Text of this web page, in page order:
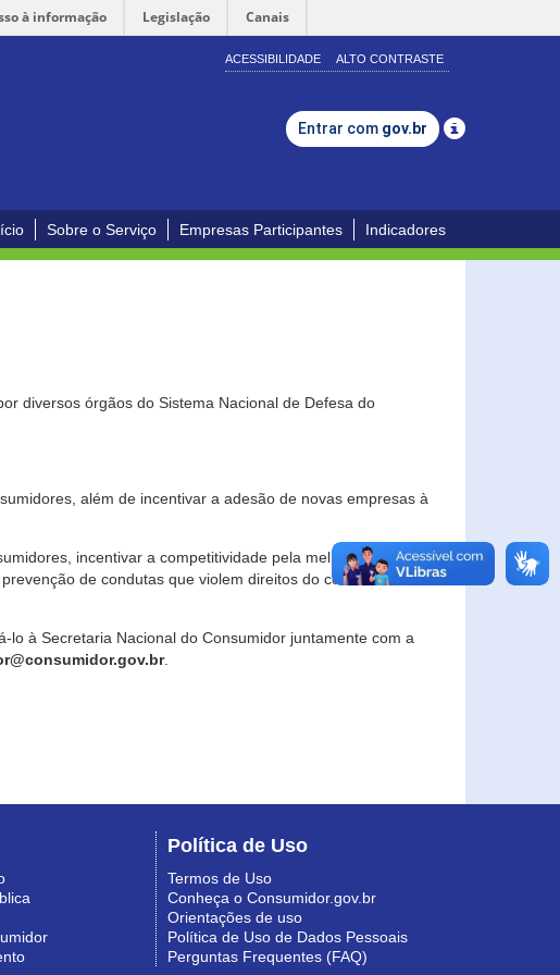
à informação Legislação Canais
ACESSIBILIDADE ALTO CONTRASTE
Entrar com gov.br
Sobre o Serviço Empresas Participantes Indicadores
diversos órgãos do Sistema Nacional de Defesa do
além de incentivar a adesão de novas empresas à
incentivar a competitividade pela melhoria da
de condutas que violem direitos do consumidor e
à Secretaria Nacional do Consumidor juntamente com a
.
Política de Uso
Termos de Uso
Conheça o Consumidor.gov.br
Orientações de uso
Política de Uso de Dados Pessoais
Perguntas Frequentes (FAQ)